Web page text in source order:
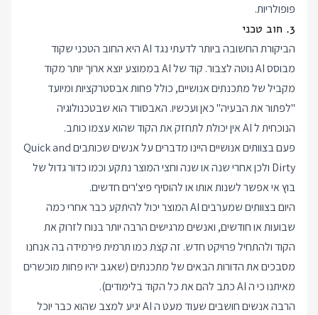
פופולריות.
3. חוב טכני
הביקורת החשובה ביותר לדעתי נגד AI היא החוב הטכני שקוד
מבוסס AI נוטה לצבור. קוד של AI בממוצע יוצא ארוך יותר מקוד
מקביל של מתכנתים אנושיים, כולל פחות אבסטרקציות ומיועד
"לפתור את הבעיה" כאן ועכשיו. האבסורד הוא שבטכנולוגיה
הנוכחית ל AI אין יכולת לתחזק את הקוד שהוא עצמו כותב.
פעם בצוותים אנושיים היינו מדברים על אנשים שכותבים Quick and
Dirty ולכן אחרי שנה או שנה וחצי המוצר נתקע וכמו כדור גדול של
בוץ אי אפשר לשנות אותו או להוסיף פיצ'רים חדשים.
היום בצוותים שמערבים AI המוצר יכול להיתקע כבר אחרי כמה
שבועות או חודשים, ואנשים מרגישים הרבה יותר בנוח לזרוק את
הקוד ולהתחיל פרויקט חדש. זה קצת כמו תרמית פירמידה בה אנחנו
מסבכים את הדורות הבאים של מתכנתים (שאגב יהיו פחות מוכשרים
מאיתנו כי ה AI כתב להם את כל הקוד בלימודים).
הרבה אנשים חושבים שעוד מעט ה AI יגיע למצב שהוא כבר יוכל